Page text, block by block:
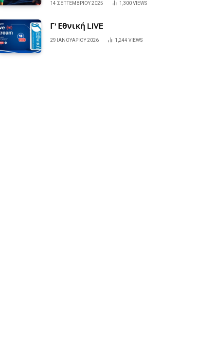
14 ΣΕΠΤΕΜΒΡΊΟΥ 2025 1,300VIEWS
Γ’ Εθνική LIVE
29 ΙΑΝΟΥΑΡΊΟΥ 2026 1,244 VIEWS